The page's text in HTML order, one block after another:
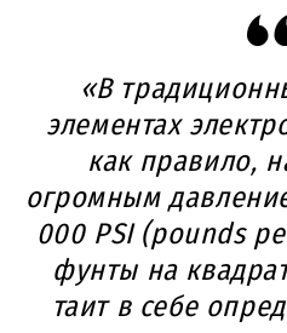
«В
элементах
как правило,
огромным
000 PSI (pounds
фунты на
таит в себе